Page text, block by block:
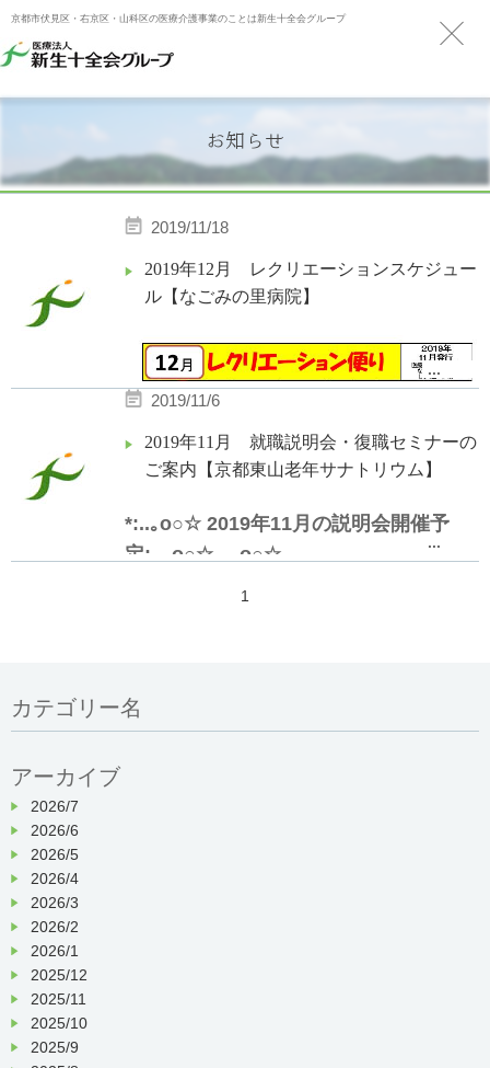
京都市伏見区・右京区・山科区の医療介護事業のことは新生十全会グループ
お知らせ
2019/11/18
2019年12月 レクリエーションスケジュー
ル【なごみの里病院】
...
2019/11/6
2019年11月 就職説明会・復職セミナーの
ご案内【京都東山老年サナトリウム】
*:..｡o○☆ 2019年11月の説明会開催予
定:..｡o○☆ ..｡o○☆
...
1
カテゴリー名
アーカイブ
2026/7
2026/6
2026/5
2026/4
2026/3
2026/2
2026/1
2025/12
2025/11
2025/10
2025/9